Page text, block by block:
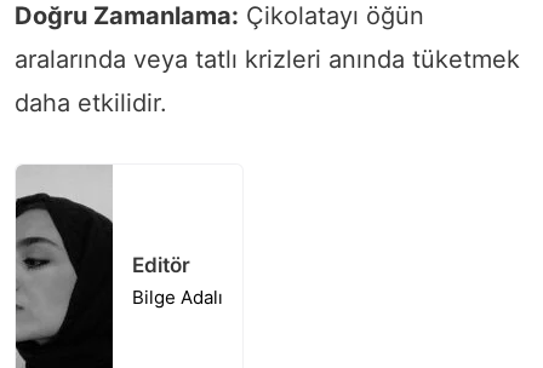
Doğru Zamanlama: Çikolatayı öğün
aralarında veya tatlı krizleri anında tüketmek
daha etkilidir.
Editör
Bilge Adalı